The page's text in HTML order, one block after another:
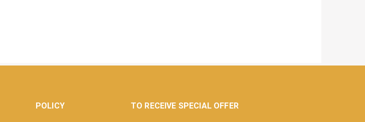
POLICY TO RECEIVE SPECIAL OFFER